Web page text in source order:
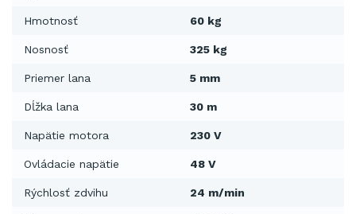
Hmotnosť 60 kg
Nosnosť 325 kg
Priemer lana 5 mm
Dĺžka lana 30 m
Napätie motora 230 V
Ovládacie napätie 48 V
Rýchlosť zdvihu 24 m/min